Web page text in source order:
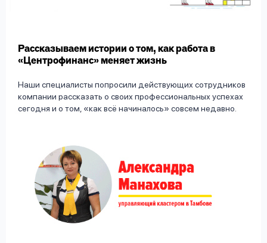
Рассказываем истории о том, как работа в
«Центрофинанс» меняет жизнь
Наши специалисты попросили действующих сотрудников
компании рассказать о своих профессиональных успехах
сегодня и о том, «как всё начиналось» совсем недавно.
Оформить заявку
Войти под другим номером
Ответы